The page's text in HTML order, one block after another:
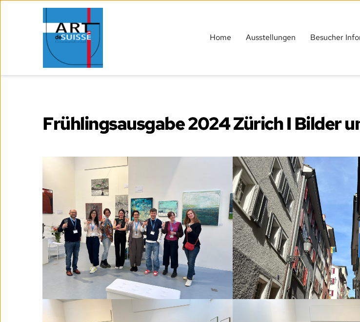
Home Ausstellungen Besucher
Frühlingsausgabe 2024 Zürich I Bilder